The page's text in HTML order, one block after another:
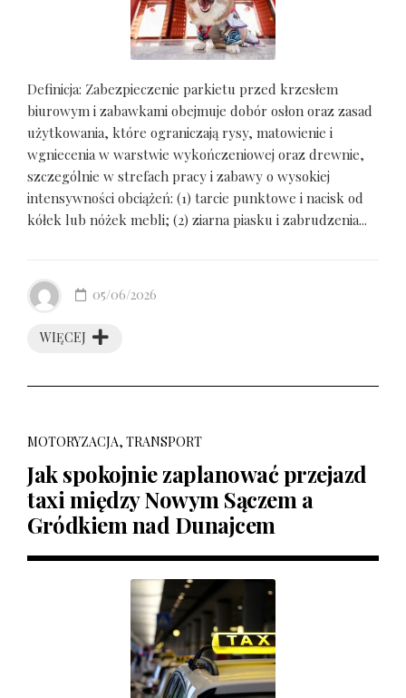
Definicja: Zabezpieczenie parkietu przed krzesłem
biurowym i zabawkami obejmuje dobór osłon oraz zasad
użytkowania, które ograniczają rysy, matowienie i
wgniecenia w warstwie wykończeniowej oraz drewnie,
szczególnie w strefach pracy i zabawy o wysokiej
intensywności obciążeń: (1) tarcie punktowe i nacisk od
kółek lub nóżek mebli; (2) ziarna piasku i zabrudzenia...
WIĘCEJ
05/06/2026
MOTORYZACJA, TRANSPORT
Jak spokojnie zaplanować przejazd
taxi między Nowym Sączem a
Gródkiem nad Dunajcem